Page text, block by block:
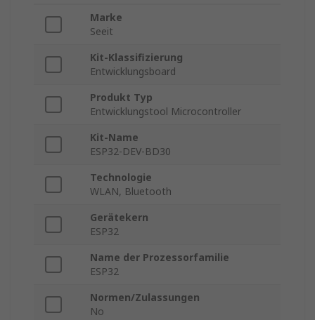
Marke
Seeit
Kit-Klassifizierung
Entwicklungsboard
Produkt Typ
Entwicklungstool Microcontroller
Kit-Name
ESP32-DEV-BD30
Technologie
WLAN, Bluetooth
Gerätekern
ESP32
Name der Prozessorfamilie
ESP32
Normen/Zulassungen
No